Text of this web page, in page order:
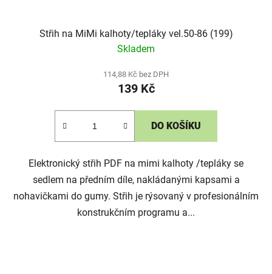
Střih na MiMi kalhoty/tepláky vel.50-86 (199)
Skladem
114,88 Kč bez DPH
139 Kč
DO KOŠÍKU
Elektronický střih PDF na mimi kalhoty /tepláky se
sedlem na předním díle, nakládanými kapsami a
nohavičkami do gumy. Střih je rýsovaný v profesionálním
konstrukčním programu a...